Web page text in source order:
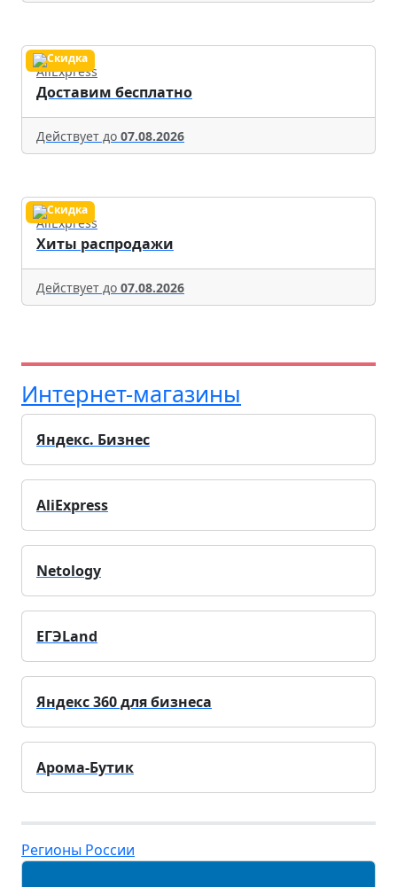
AliExpress
Доставим бесплатно
Действует до 07.08.2026
AliExpress
Хиты распродажи
Действует до 07.08.2026
Интернет-магазины
Яндекс. Бизнес
AliExpress
Netology
ЕГЭLand
Яндекс 360 для бизнеса
Арома-Бутик
Регионы России